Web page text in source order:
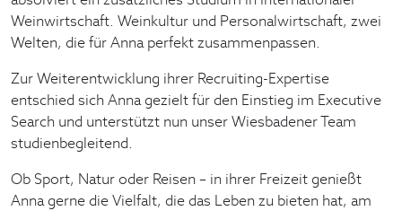
Weinwirtschaft. Weinkultur und Personalwirtschaft, zwei
Welten, die für Anna perfekt zusammenpassen.
Zur Weiterentwicklung ihrer Recruiting-Expertise
entschied sich Anna gezielt für den Einstieg im Executive
Search und unterstützt nun unser Wiesbadener Team
studienbegleitend.
Ob Sport, Natur oder Reisen – in ihrer Freizeit genießt
Anna gerne die Vielfalt, die das Leben zu bieten hat, am